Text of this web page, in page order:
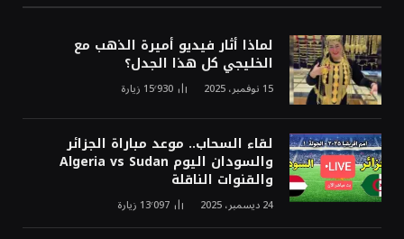
لماذا أثار فيديو أميرة الذهب مع
الخليجي كل هذا الجدل؟
15 نوفمبر، 2025 15٬930 زيارة
لقاء السحاب.. موعد مباراة الجزائر
والسودان اليوم Algeria vs Sudan
والقنوات الناقلة
24 ديسمبر، 2025 13٬097 زيارة